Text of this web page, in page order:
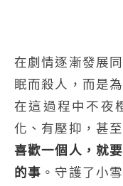
在劇情逐漸發展
眠而殺人，而是
在這過程中不夜
化、有壓抑，甚
喜歡一個人，就
的事 。守護了小